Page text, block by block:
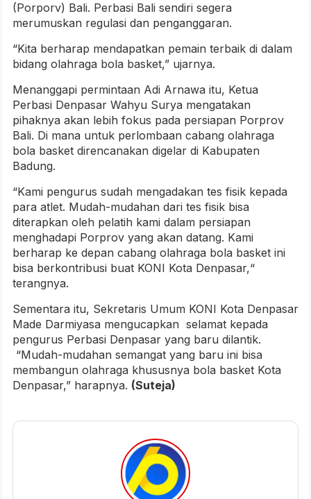
(Porporv) Bali. Perbasi Bali sendiri segera
merumuskan regulasi dan penganggaran.
“Kita berharap mendapatkan pemain terbaik di dalam
bidang olahraga bola basket,” ujarnya.
Menanggapi permintaan Adi Arnawa itu, Ketua
Perbasi Denpasar Wahyu Surya mengatakan
pihaknya akan lebih fokus pada persiapan Porprov
Bali. Di mana untuk perlombaan cabang olahraga
bola basket direncanakan digelar di Kabupaten
Badung.
“Kami pengurus sudah mengadakan tes fisik kepada
para atlet. Mudah-mudahan dari tes fisik bisa
diterapkan oleh pelatih kami dalam persiapan
menghadapi Porprov yang akan datang. Kami
berharap ke depan cabang olahraga bola basket ini
bisa berkontribusi buat KONI Kota Denpasar,“
terangnya.
Sementara itu, Sekretaris Umum KONI Kota Denpasar
Made Darmiyasa mengucapkan selamat kepada
pengurus Perbasi Denpasar yang baru dilantik.
“Mudah-mudahan semangat yang baru ini bisa
membangun olahraga khususnya bola basket Kota
Denpasar,” harapnya. (Suteja)